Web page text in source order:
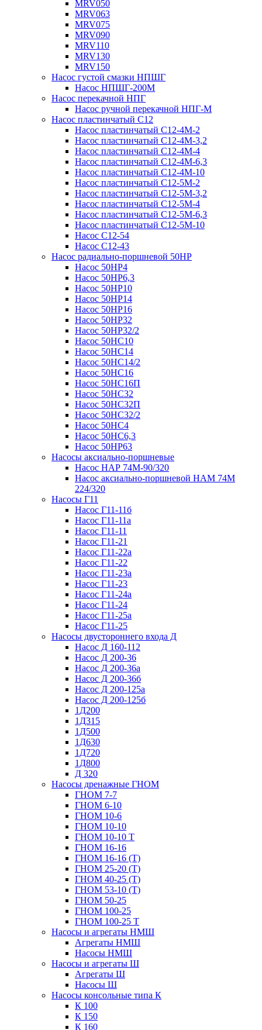
MRV050
MRV063
MRV075
MRV090
MRV110
MRV130
MRV150
Насос густой смазки НПШГ
Насос НПШГ-200М
Насос перекачной НПГ
Насос ручной перекачной НПГ-М
Насос пластинчатый С12
Насос пластинчатый С12-4М-2
Насос пластинчатый С12-4М-3,2
Насос пластинчатый С12-4М-4
Насос пластинчатый С12-4М-6,3
Насос пластинчатый С12-4М-10
Насос пластинчатый С12-5М-2
Насос пластинчатый С12-5М-3,2
Насос пластинчатый С12-5М-4
Насос пластинчатый С12-5М-6,3
Насос пластинчатый С12-5М-10
Насос С12-54
Насос С12-43
Насос радиально-поршневой 50НР
Насос 50НР4
Насос 50НР6,3
Насос 50НР10
Насос 50НР14
Насос 50НР16
Насос 50НР32
Насос 50НР32/2
Насос 50НС10
Насос 50НС14
Насос 50НС14/2
Насос 50НС16
Насос 50НС16П
Насос 50НС32
Насос 50НС32П
Насос 50НС32/2
Насос 50НС4
Насос 50НС6,3
Насос 50НР63
Насосы аксиально-поршневые
Насос НАР 74M-90/320
Насос аксиально-поршневой НАМ 74М
224/320
Насосы Г11
Насос Г11-11б
Насос Г11-11а
Насос Г11-11
Насос Г11-21
Насос Г11-22а
Насос Г11-22
Насос Г11-23а
Насос Г11-23
Насос Г11-24а
Насос Г11-24
Насос Г11-25а
Насос Г11-25
Насосы двустороннего входа Д
Насос Д 160-112
Насос Д 200-36
Насос Д 200-36а
Насос Д 200-36б
Насос Д 200-125а
Насос Д 200-125б
1Д200
1Д315
1Д500
1Д630
1Д720
1Д800
Д 320
Насосы дренажные ГНОМ
ГНОМ 7-7
ГНОМ 6-10
ГНОМ 10-6
ГНОМ 10-10
ГНОМ 10-10 Т
ГНОМ 16-16
ГНОМ 16-16 (Т)
ГНОМ 25-20 (Т)
ГНОМ 40-25 (Т)
ГНОМ 53-10 (Т)
ГНОМ 50-25
ГНОМ 100-25
ГНОМ 100-25 Т
Насосы и агрегаты НМШ
Агрегаты НМШ
Насосы НМШ
Насосы и агрегаты Ш
Агрегаты Ш
Насосы Ш
Насосы консольные типа К
К 100
К 150
К 160